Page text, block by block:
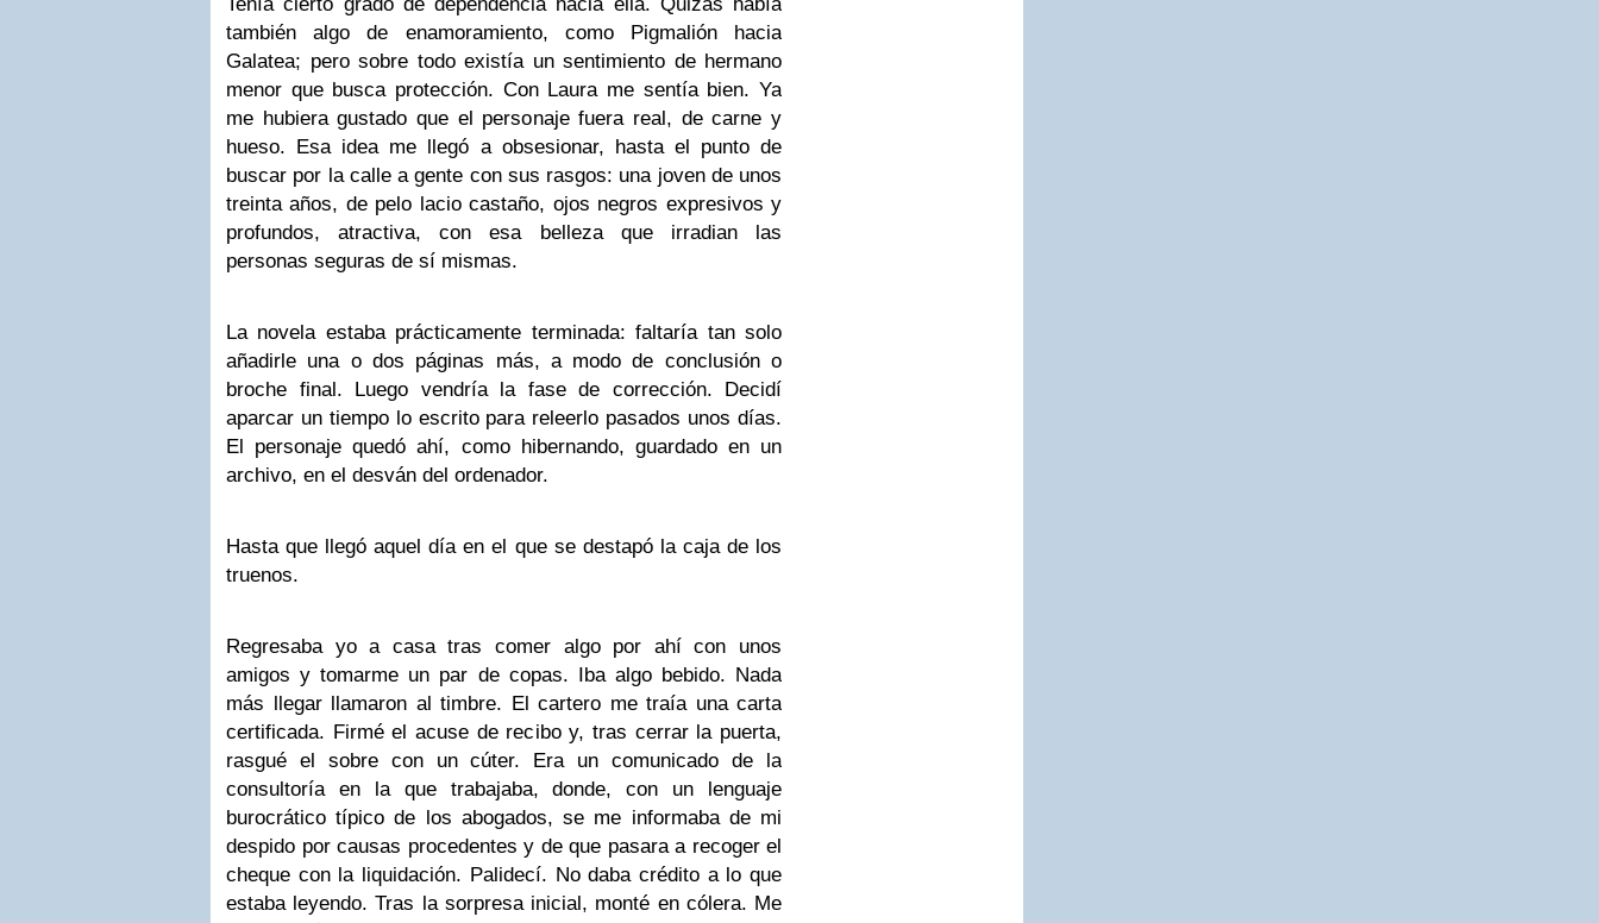
también algo de enamoramiento, como Pigmalión hacia
Galatea; pero sobre todo existía un sentimiento de hermano
menor que busca protección. Con Laura me sentía bien. Ya
me hubiera gustado que el personaje fuera real, de carne y
hueso. Esa idea me llegó a obsesionar, hasta el punto de
buscar por la calle a gente con sus rasgos: una joven de unos
treinta años, de pelo lacio castaño, ojos negros expresivos y
profundos, atractiva, con esa belleza que irradian las
personas seguras de sí mismas.
La novela estaba prácticamente terminada: faltaría tan solo
añadirle una o dos páginas más, a modo de conclusión o
broche final. Luego vendría la fase de corrección. Decidí
aparcar un tiempo lo escrito para releerlo pasados unos días.
El personaje quedó ahí, como hibernando, guardado en un
archivo, en el desván del ordenador.
Hasta que llegó aquel día en el que se destapó la caja de los
truenos.
Regresaba yo a casa tras comer algo por ahí con unos
amigos y tomarme un par de copas. Iba algo bebido. Nada
más llegar llamaron al timbre. El cartero me traía una carta
certificada. Firmé el acuse de recibo y, tras cerrar la puerta,
rasgué el sobre con un cúter. Era un comunicado de la
consultoría en la que trabajaba, donde, con un lenguaje
burocrático típico de los abogados, se me informaba de mi
despido por causas procedentes y de que pasara a recoger el
cheque con la liquidación. Palidecí. No daba crédito a lo que
estaba leyendo. Tras la sorpresa inicial, monté en cólera. Me